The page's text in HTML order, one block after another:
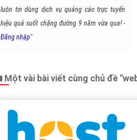
luôn tin dùng dịch vụ quảng cáo trực tuyến
hiệu quả suốt chặng đường 9 năm vừa qua! -
Đăng nhập"
Một vài bài viết cùng chủ đề